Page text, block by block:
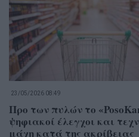
23/05/2026 08:49
Προ των πυλών το
ψηφιακοί έλεγχοι και
μάχη κατά της ακρίβειας